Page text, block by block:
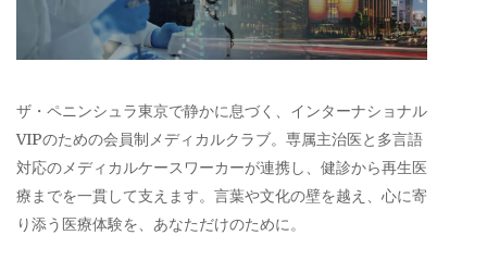
ザ・ペニンシュラ東京で静かに息づく、インターナショナル
VIPのための会員制メディカルクラブ。専属主治医と多言語
対応のメディカルケースワーカーが連携し、健診から再生医
療までを一貫して支えます。言葉や文化の壁を越え、心に寄
り添う医療体験を、あなただけのために。